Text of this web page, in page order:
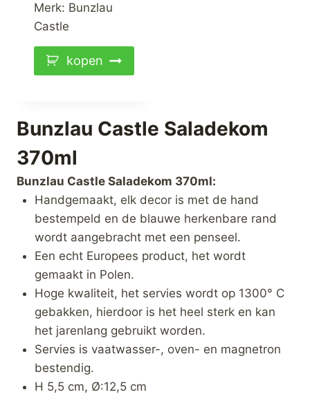
Merk: Bunzlau
Castle
kopen
Bunzlau Castle Saladekom
370ml
Bunzlau Castle Saladekom 370ml:
Handgemaakt, elk decor is met de hand
bestempeld en de blauwe herkenbare rand
wordt aangebracht met een penseel.
Een echt Europees product, het wordt
gemaakt in Polen.
Hoge kwaliteit, het servies wordt op 1300° C
gebakken, hierdoor is het heel sterk en kan
het jarenlang gebruikt worden.
Servies is vaatwasser-, oven- en magnetron
bestendig.
H 5,5 cm, Ø:12,5 cm